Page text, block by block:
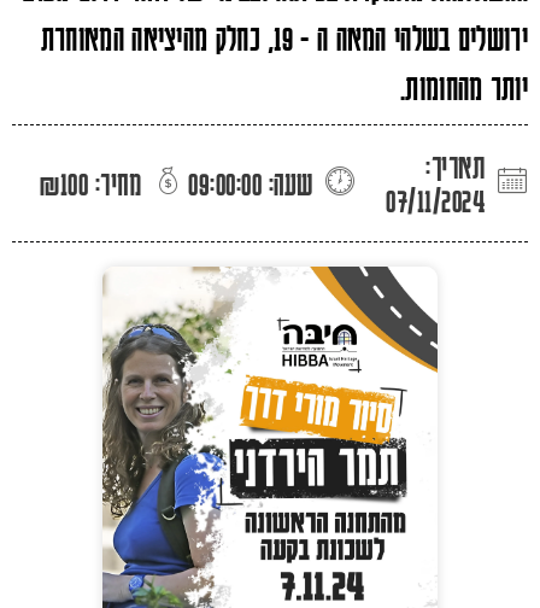
ירושלים בשלהי המאה ה - 19, כחלק מהיציאה המאוחרת
יותר מהחומות.
תאריך:
07/11/2024
שעה: 09:00:00 מחיר: ₪100